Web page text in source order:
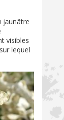
jaunâtre
visibles
lequel